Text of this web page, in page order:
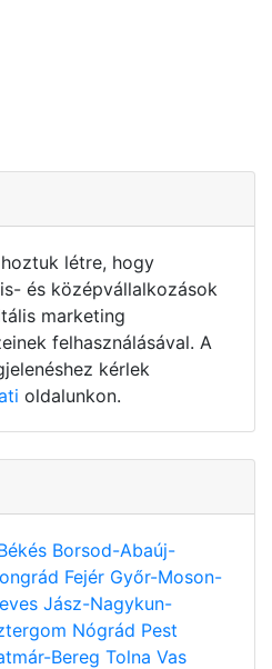
létre, hogy
és középvállalkozások
marketing
felhasználásával. A
kérlek
oldalunkon.
Borsod-Abaúj-
Fejér Győr-Moson-
Jász-Nagykun-
Nógrád Pest
Bereg Tolna Vas